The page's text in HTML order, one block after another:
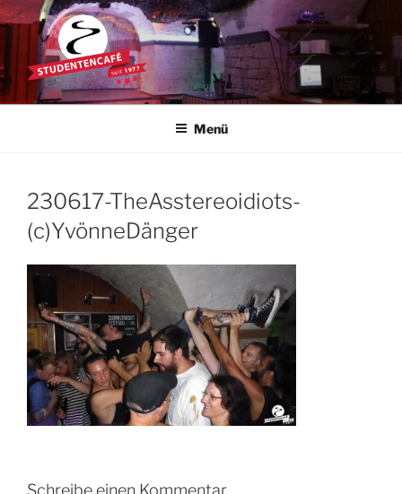
Zum
Inhalt
springen
STUDENTENCAFÉ
Die Kultkneipe in Ulm seit 1977
Menü
230617-TheAsstereoidiots-
(c)YvönneDänger
Schreibe einen Kommentar